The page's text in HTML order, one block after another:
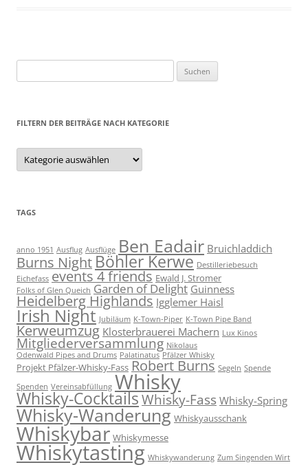
nach:
FILTERN DER BEITRÄGE NACH KATEGORIE
Filtern
der
Beiträge
TAGS
anno 1951 Ausflug Ausflüge Ben Eadair Bruichladdich
Burns Night Böhler Kerwe Destilleriebesuch
Eichefass events 4 friends Ewald J. Stromer
Folks of Glen Queich Garden of Delight Guinness
Heidelberg Highlands Igglemer Haisl
Irish Night Jubiläum K-Town-Piper K-Town Pipe Band
Kerweumzug Klosterbrauerei Machern Lux Kinos
Mitgliederversammlung Nikolaus
Odenwald Pipes and Drums Palatinatus Pfälzer Whisky
Projekt Pfälzer-Whisky-Fass Robert Burns Segeln Spende
Spenden Vereinsabfüllung Whisky
Whisky-CocktailsWhisky-Fass Whisky-Spring
Whisky-Wanderung Whiskyausschank
Whiskybar Whiskymesse
Whiskytasting Whiskywanderung Zum Singenden Wirt